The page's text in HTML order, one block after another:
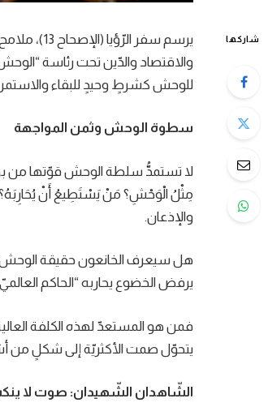
شاركها
يرسم سفر
والاقتصاد والدّين تحت رئاسة
للوحش كشرطٍ وحيدٍ للبقاء
سطوة الوحش وثمن المواجهة
لا تستمدُّ سلطة الوحش قوّتها من
مِثْلُ الْوَحْشِ؟ مَنْ يَسْتَطِيعُ أَنْ يُحَارِبَهُ؟”
والإذعان.
هل سيعرف الخانعون حقيقة الوحش؟
يرفض الخضوع يحاربه “الحاكم
فمن هو المستعدّ لهذه الكلفة
يتحوّل صمت الأكثريّة إلى شكلٍ من
الشّاهدان الشّهيدان: صوت لا